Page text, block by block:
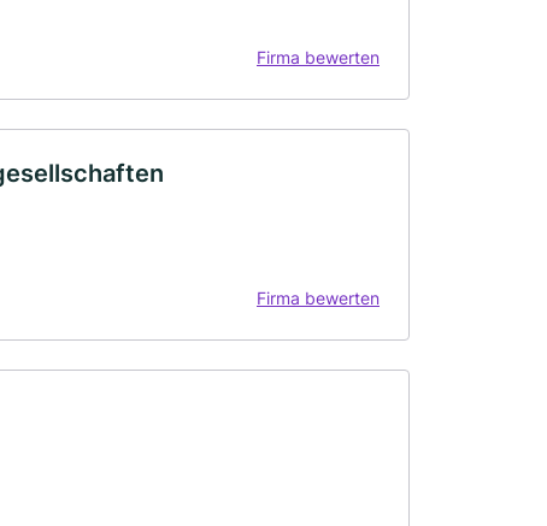
Firma bewerten
Firma bewerten